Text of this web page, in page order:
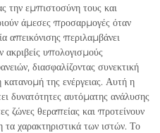
την εμπιστοσύνη τους και
άμεσες προσαρμογές όταν
απεικόνισης περιλαμβάνει
υπολογισμούς
διασφαλίζοντας συνεκτική
της ενέργειας. Αυτή η
δυνατότητες αυτόματης ανάλυσης
ζώνες θεραπείας και προτείνουν
χαρακτηριστικά των ιστών. Το